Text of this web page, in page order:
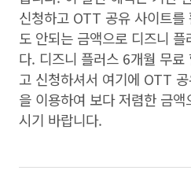
신청하고 OTT 공유 사이트를
도 안되는 금액으로 디즈니
다. 디즈니 플러스 6개월 무료
고 신청하셔서 여기에 OTT
을 이용하여 보다 저렴한 금액
시기 바랍니다.